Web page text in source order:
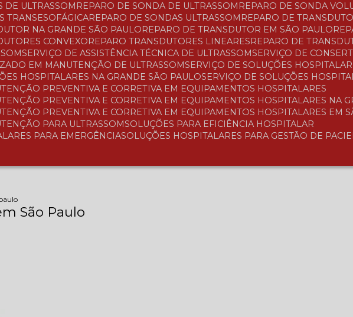
DE ULTRASSOM
REPARO DE SONDA DE ULTRASSOM
REPARO DE SONDA
TRANSESOFÁGICA
REPARO DE SONDAS ULTRASSOM
REPARO DE
NA GRANDE SÃO PAULO
REPARO DE TRANSDUTOR EM SÃO PAULO
CONVEXO
REPARO TRANSDUTORES LINEARES
REPARO DE
SERVIÇO DE ASSISTÊNCIA TÉCNICA DE ULTRASSOM SERVIÇO DE
EM MANUTENÇÃO DE ULTRASSOM SERVIÇO DE SOLUÇÕES
HOSPITALARES NA GRANDE SÃO PAULO SERVIÇO DE SOLUÇÕES
PREVENTIVA E CORRETIVA EM EQUIPAMENTOS HOSPITALARES
PREVENTIVA E CORRETIVA EM EQUIPAMENTOS HOSPITALARES NA
PREVENTIVA E CORRETIVA EM EQUIPAMENTOS HOSPITALARES EM
PARA ULTRASSOM SOLUÇÕES PARA EFICIÊNCIA HOSPITALAR
PARA EMERGÊNCIA SOLUÇÕES HOSPITALARES PARA GESTÃO DE
São Paulo